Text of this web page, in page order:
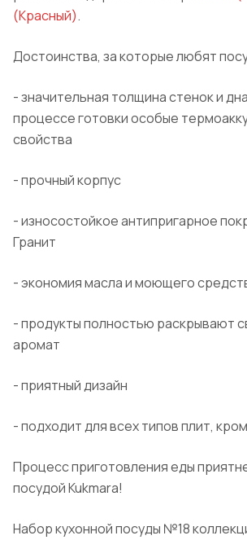
(Красный).
Достоинства, за которые любят
- значительная толщина стенок и
процессе готовки особые
свойства
- прочный корпус
- износостойкое антипригарное
Гранит
- экономия масла и моющего
- продукты полностью раскрывают
аромат
- приятный дизайн
- подходит для всех типов плит,
Процесс приготовления еды
посудойKukmara!
Набор кухонной посуды №18